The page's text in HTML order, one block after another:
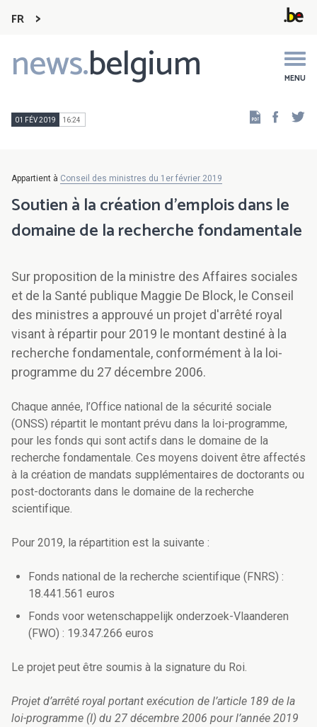
FR
news.belgium MENU
Main
navigation
01 FÉV 2019 16:24
Appartient à Conseil des ministres du 1er février 2019
Soutien à la création d'emplois dans le
domaine de la recherche fondamentale
Sur proposition de la ministre des Affaires sociales
et de la Santé publique Maggie De Block, le Conseil
des ministres a approuvé un projet d'arrêté royal
visant à répartir pour 2019 le montant destiné à la
recherche fondamentale, conformément à la loi-
programme du 27 décembre 2006.
Chaque année, l’Office national de la sécurité sociale
(ONSS) répartit le montant prévu dans la loi-programme,
pour les fonds qui sont actifs dans le domaine de la
recherche fondamentale. Ces moyens doivent être affectés
à la création de mandats supplémentaires de doctorants ou
post-doctorants dans le domaine de la recherche
scientifique.
Pour 2019, la répartition est la suivante :
Fonds national de la recherche scientifique (FNRS) :
18.441.561 euros
Fonds voor wetenschappelijk onderzoek-Vlaanderen
(FWO) : 19.347.266 euros
Le projet peut être soumis à la signature du Roi.
Projet d’arrêté royal portant exécution de l’article 189 de la
loi-programme (I) du 27 décembre 2006 pour l’année 2019